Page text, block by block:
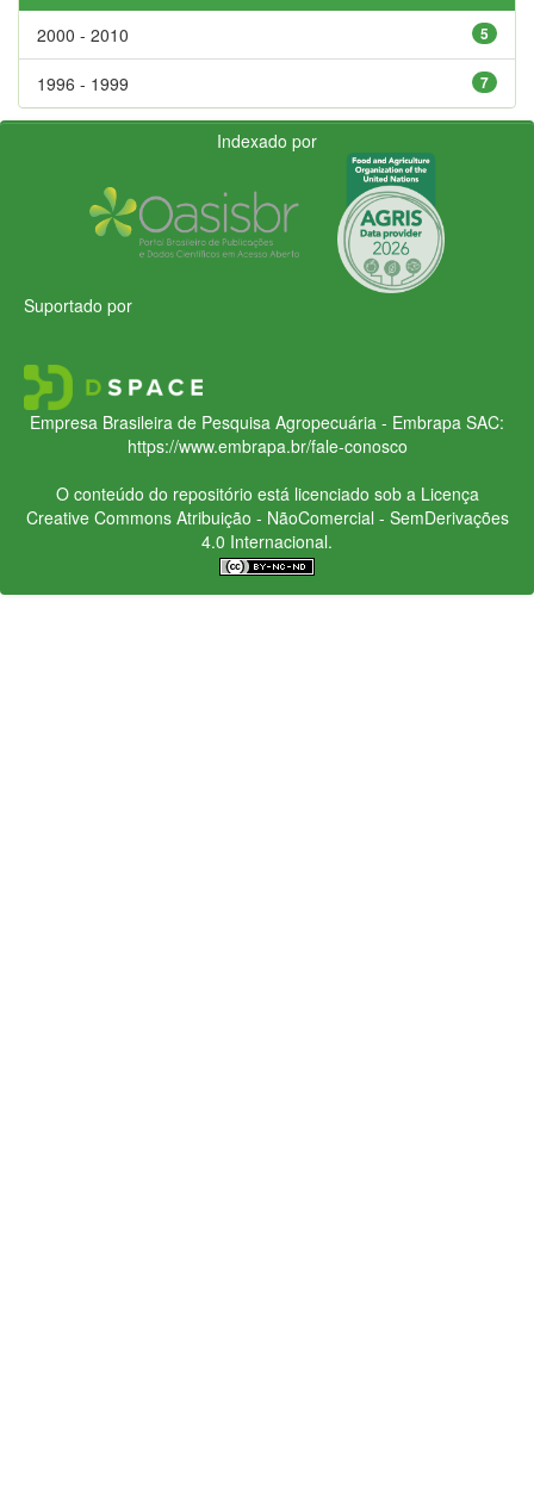
5
2000 - 2010
7
1996 - 1999
Indexado por
Suportado por
Empresa Brasileira de Pesquisa Agropecuária - Embrapa SAC:
https://www.embrapa.br/fale-conosco
O conteúdo do repositório está licenciado sob a Licença
Creative CommonsAtribuição - NãoComercial - SemDerivações
4.0 Internacional.